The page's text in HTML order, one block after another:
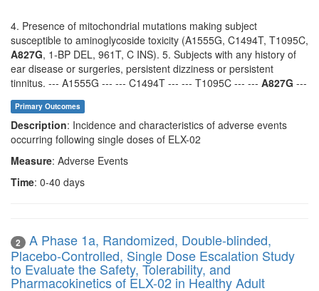
4. Presence of mitochondrial mutations making subject
susceptible to aminoglycoside toxicity (A1555G, C1494T, T1095C,
A827G, 1-BP DEL, 961T, C INS). 5. Subjects with any history of
ear disease or surgeries, persistent dizziness or persistent
tinnitus. --- A1555G --- --- C1494T --- --- T1095C --- --- A827G ---
Primary Outcomes
Description: Incidence and characteristics of adverse events
occurring following single doses of ELX-02
Measure: Adverse Events
Time: 0-40 days
2
A Phase 1a, Randomized, Double-blinded,
Placebo-Controlled, Single Dose Escalation Study
to Evaluate the Safety, Tolerability, and
Pharmacokinetics of ELX-02 in Healthy Adult